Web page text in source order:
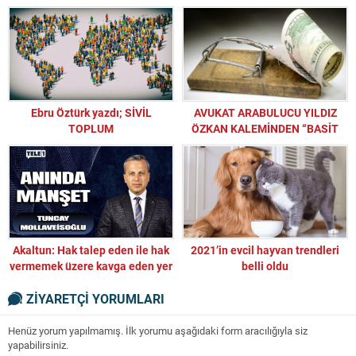
25 Ekim’de gerçekleşecek!
Ebru Öztürk yazdı; SİVİL
TOPLUM
AVUKAT ARABULUCU YILDIZ
ÖZKAN KALEMİNDEN “BASİT
DOLANDIRICILIK”
Akaltun: Hak talep eden ile hak
vermemek üzere kavga eden yer
2021’in evcil hayvan trendleri
belli oldu
ZİYARETÇİ YORUMLARI
Henüz yorum yapılmamış. İlk yorumu aşağıdaki form aracılığıyla siz
yapabilirsiniz.